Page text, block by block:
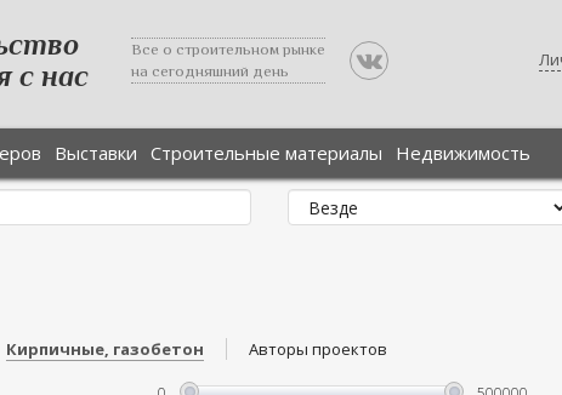
с нас
Все о строительном рынке
на сегодняшний день
Выставки Строительные материалы Недвижимость
Кирпичные, газобетон Авторы проектов